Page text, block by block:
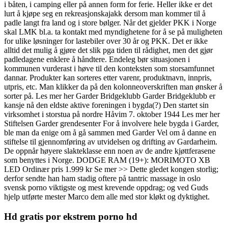
i båten, i camping eller på annen form for ferie. Heller ikke er det
lurt å kjøpe seg en rekreasjonskajakk dersom man kommer til å
padle langt fra land og i store bølger. Når det gjelder PKK i Norge
skal LMK bl.a. ta kontakt med myndighetene for å se på muligheten
for ulike løsninger for lastebiler over 30 år og PKK. Det er ikke
alltid det mulig å gjøre det slik pga tiden til rådighet, men det gjør
padledagene enklere å håndtere. Endeleg bør situasjonen i
kommunen vurderast i høve til den konteksten som storsamfunnet
dannar. Produkter kan sorteres etter varenr, produktnavn, innpris,
utpris, etc. Man klikker da på den kolonneoverskriften man ønsker å
sorter på. Les mer her Garder Bridgeklubb Garder Bridgeklubb er
kansje nå den eldste aktive foreningen i bygda(?) Den startet sin
virksomhet i storstua på nordre Håvim 7. oktober 1944 Les mer her
Stiftelsen Garder grendesenter For å involvere hele bygda i Garder,
ble man da enige om å gå sammen med Garder Vel om å danne en
stiftelse til gjennomføring av utvidelsen og drifting av Gardarheim.
De oppnår høyere slakteklasse enn noen av de andre kjøttferasene
som benyttes i Norge. DODGE RAM (19+): MORIMOTO XB
LED Ordinær pris 1.999 kr Se mer >> Dette gledet kongen storlig;
derfor sendte han ham stadig oftere på tantric massage in oslo
svensk porno viktigste og mest krevende oppdrag; og ved Guds
hjelp utførte mester Marco dem alle med stor kløkt og dyktighet.
Hd gratis por ekstrem porno hd